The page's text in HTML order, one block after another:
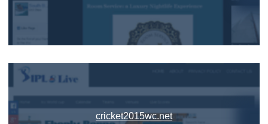
cricket2015wc.net